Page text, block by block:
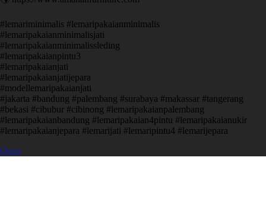
#lemariminimalis #lemaripakaianminimalis
#lemaripakaianminimalisjati
#lemaripakaianminimalissleding
#lemaripakaianpintu3
#lemaripakaianjati
#lemaripakaianjatijepara
#modellemaripakaianjati
#jakarta #bandung #palembang #surabaya #makassar #tangerang
#bekasi #cibubur #cibinong #lemaripakaianpalembang
#lemaripakaianbandung #lemaripakaian4pintu #lemaripakaianukir
#lemaripakaianjepara #lemarijati #lemaripintu4 #lemarijepara
Open